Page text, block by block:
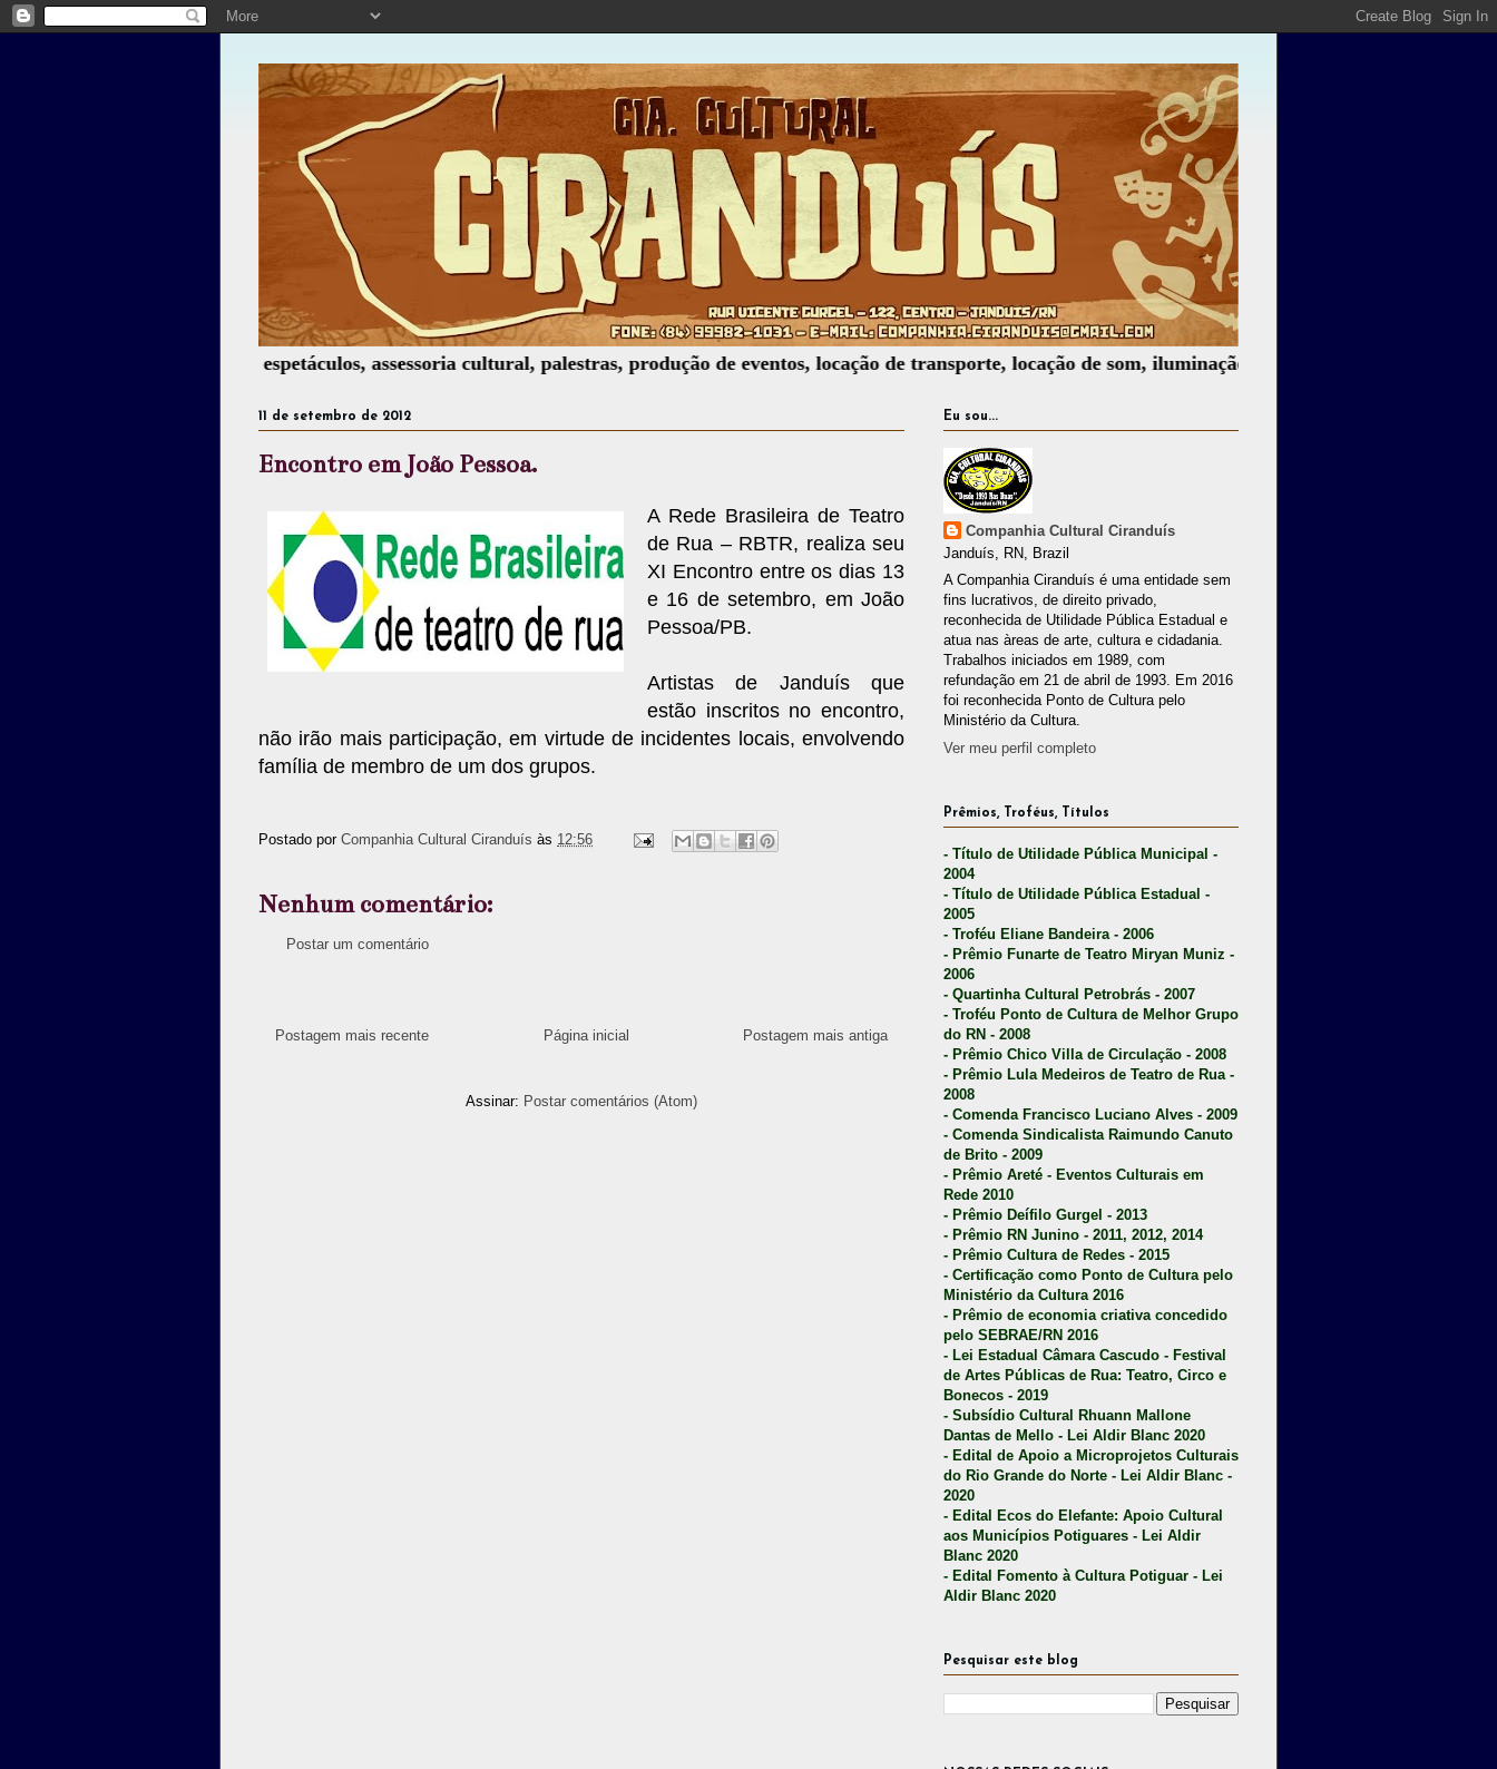
montagem de espetáculos, assessoria cultural, palestras, produção de eventos, locação de transporte, locação de som, iluminação e muito mais.
11 de setembro de 2012
Encontro em João Pessoa.
A Rede Brasileira de Teatro
de Rua – RBTR, realiza seu
XI Encontro entre os dias 13
e 16 de setembro, em João
Pessoa/PB.
Artistas de Janduís que
estão inscritos no encontro,
não irão mais participação, em virtude de incidentes locais, envolvendo
família de membro de um dos grupos.
Postado por Companhia Cultural Ciranduís às 12:56
Nenhum comentário:
Postar um comentário
Postagem mais recente Postagem mais antiga
Página inicial
Assinar: Postar comentários (Atom)
Eu sou...
Companhia Cultural Ciranduís
Janduís, RN, Brazil
A Companhia Ciranduís é uma entidade sem
fins lucrativos, de direito privado,
reconhecida de Utilidade Pública Estadual e
atua nas àreas de arte, cultura e cidadania.
Trabalhos iniciados em 1989, com
refundação em 21 de abril de 1993. Em 2016
foi reconhecida Ponto de Cultura pelo
Ministério da Cultura.
Ver meu perfil completo
Prêmios, Troféus, Títulos
- Título de Utilidade Pública Municipal -
2004
- Título de Utilidade Pública Estadual -
2005
- Troféu Eliane Bandeira - 2006
- Prêmio Funarte de Teatro Miryan Muniz -
2006
- Quartinha Cultural Petrobrás - 2007
- Troféu Ponto de Cultura de Melhor Grupo
do RN - 2008
- Prêmio Chico Villa de Circulação - 2008
- Prêmio Lula Medeiros de Teatro de Rua -
2008
- Comenda Francisco Luciano Alves - 2009
- Comenda Sindicalista Raimundo Canuto
de Brito - 2009
- Prêmio Areté - Eventos Culturais em
Rede 2010
- Prêmio Deífilo Gurgel - 2013
- Prêmio RN Junino - 2011, 2012, 2014
- Prêmio Cultura de Redes - 2015
- Certificação como Ponto de Cultura pelo
Ministério da Cultura 2016
- Prêmio de economia criativa concedido
pelo SEBRAE/RN 2016
- Lei Estadual Câmara Cascudo - Festival
de Artes Públicas de Rua: Teatro, Circo e
Bonecos - 2019
- Subsídio Cultural Rhuann Mallone
Dantas de Mello - Lei Aldir Blanc 2020
- Edital de Apoio a Microprojetos Culturais
do Rio Grande do Norte - Lei Aldir Blanc -
2020
- Edital Ecos do Elefante: Apoio Cultural
aos Municípios Potiguares - Lei Aldir
Blanc 2020
- Edital Fomento à Cultura Potiguar - Lei
Aldir Blanc 2020
Pesquisar este blog